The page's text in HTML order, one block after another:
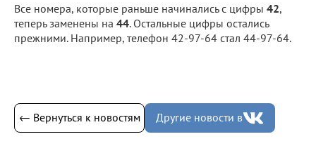
Все номера, которые раньше начинались с цифры 42,
теперь заменены на 44. Остальные цифры остались
прежними. Например, телефон 42-97-64 стал 44-97-64.
← Вернуться к новостям Другие новости в